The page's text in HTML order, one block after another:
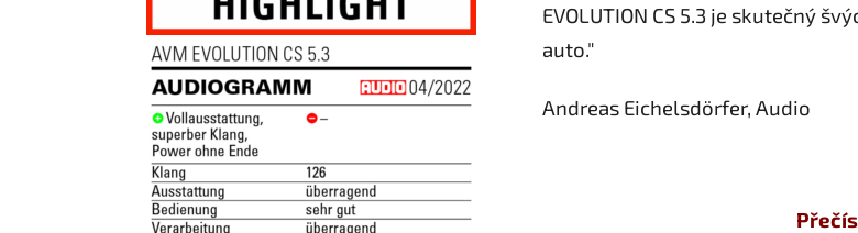
EVOLUTION CS 5.3 je skutečný
auto."
Andreas Eichelsdörfer, Audio